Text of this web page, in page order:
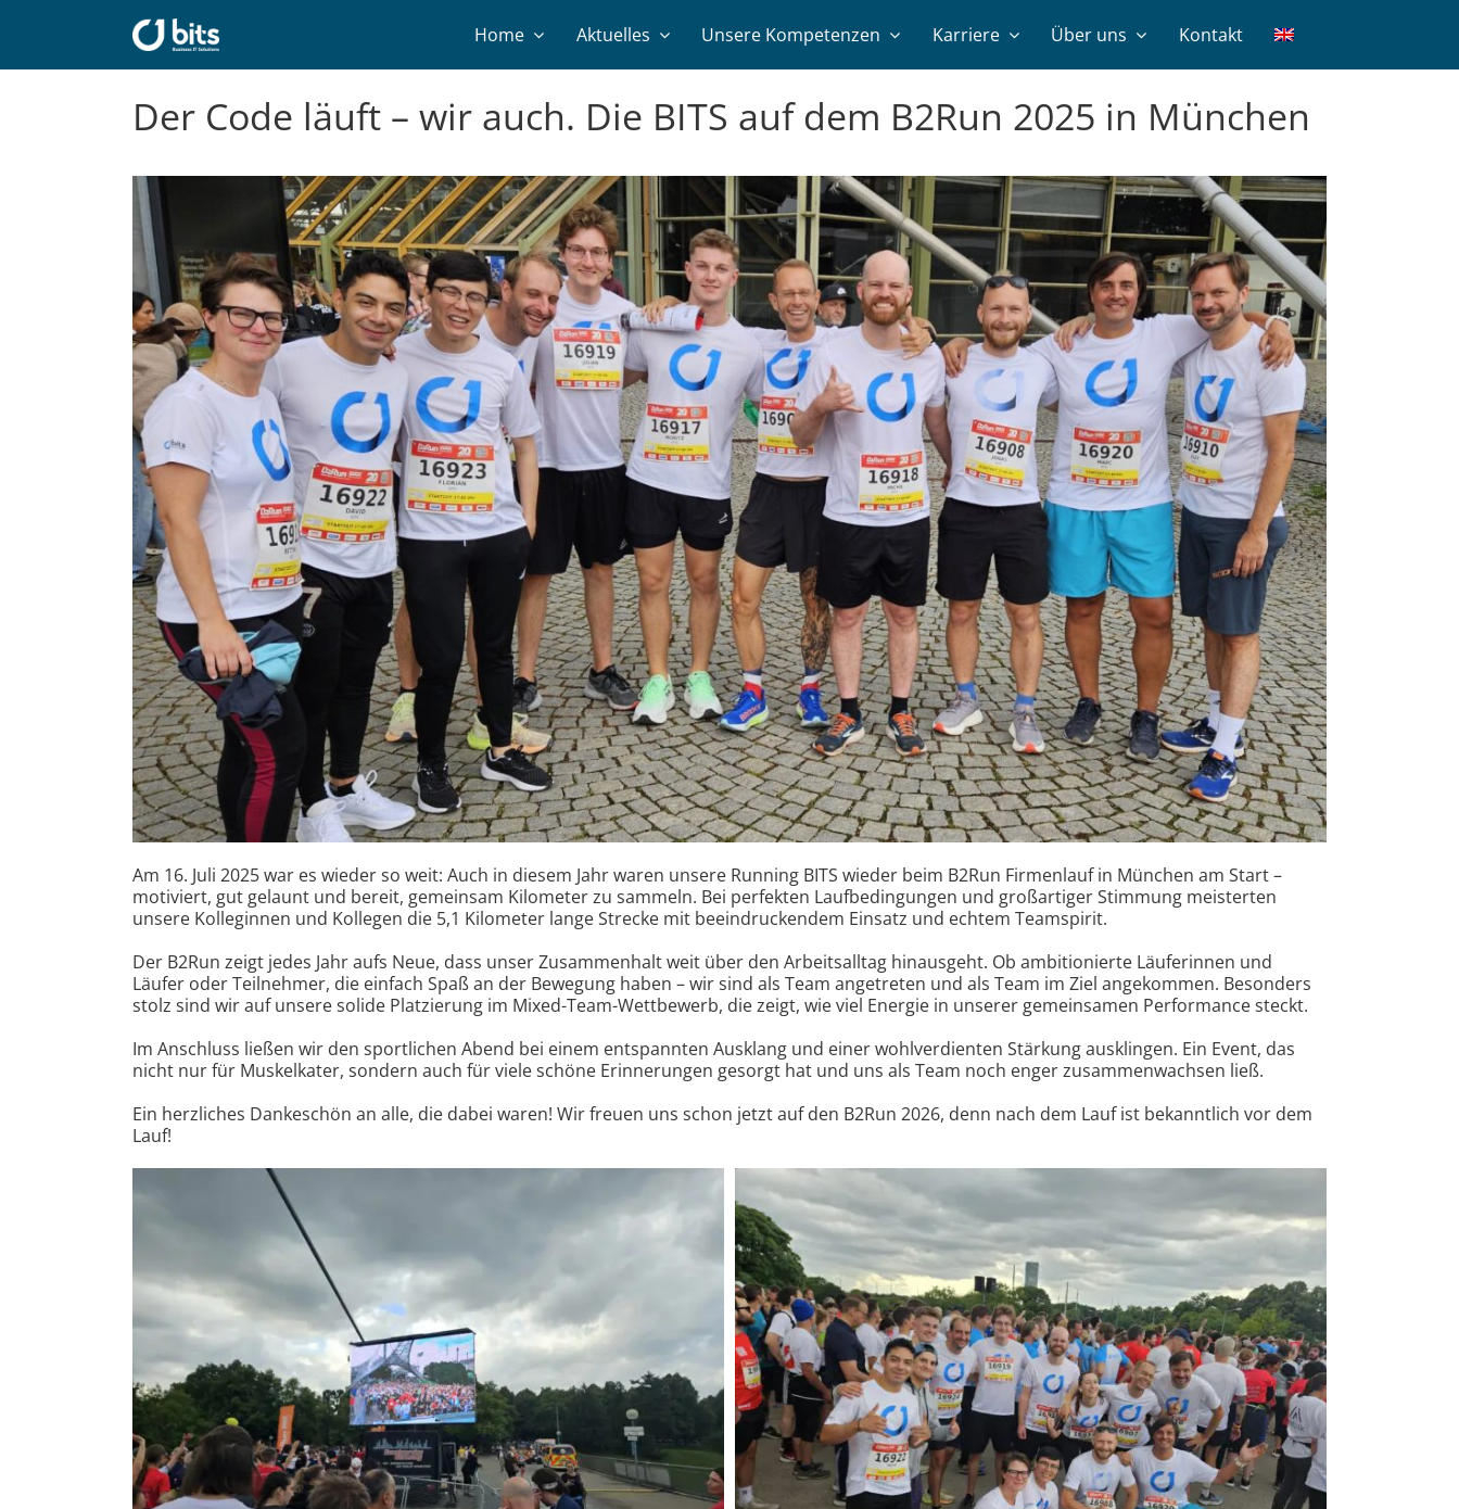
Home Aktuelles Unsere Kompetenzen Karriere Über uns Kontakt
Der Code läuft – wir auch. Die BITS auf dem B2Run 2025 in München
Am 16. Juli 2025 war es wieder so weit: Auch in diesem Jahr waren unsere Running BITS wieder beim B2Run Firmenlauf in München am Start –
motiviert, gut gelaunt und bereit, gemeinsam Kilometer zu sammeln. Bei perfekten Laufbedingungen und großartiger Stimmung meisterten
unsere Kolleginnen und Kollegen die 5,1 Kilometer lange Strecke mit beeindruckendem Einsatz und echtem Teamspirit.
Der B2Run zeigt jedes Jahr aufs Neue, dass unser Zusammenhalt weit über den Arbeitsalltag hinausgeht. Ob ambitionierte Läuferinnen und
Läufer oder Teilnehmer, die einfach Spaß an der Bewegung haben – wir sind als Team angetreten und als Team im Ziel angekommen. Besonders
stolz sind wir auf unsere solide Platzierung im Mixed-Team-Wettbewerb, die zeigt, wie viel Energie in unserer gemeinsamen Performance steckt.
Im Anschluss ließen wir den sportlichen Abend bei einem entspannten Ausklang und einer wohlverdienten Stärkung ausklingen. Ein Event, das
nicht nur für Muskelkater, sondern auch für viele schöne Erinnerungen gesorgt hat und uns als Team noch enger zusammenwachsen ließ.
Ein herzliches Dankeschön an alle, die dabei waren! Wir freuen uns schon jetzt auf den B2Run 2026, denn nach dem Lauf ist bekanntlich vor dem
Lauf!